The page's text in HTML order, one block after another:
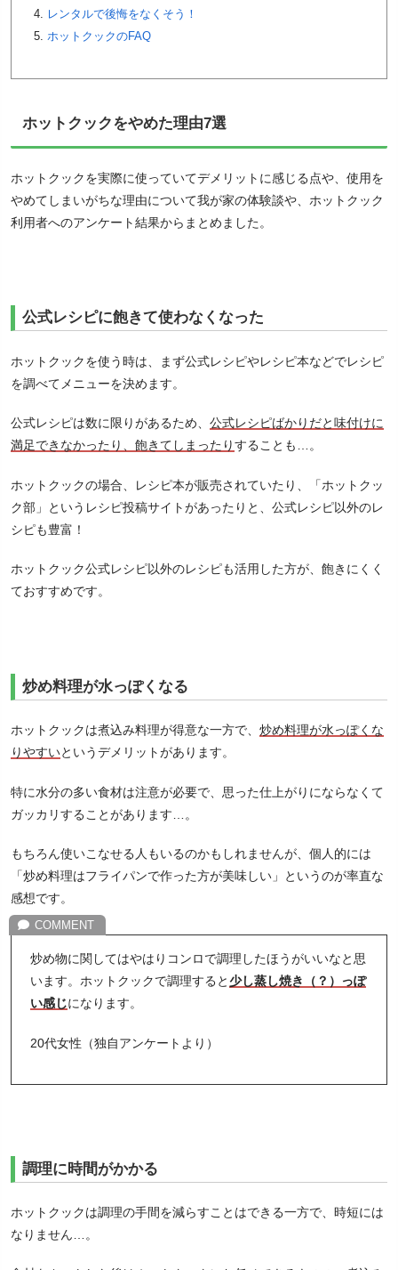
レンタルで後悔をなくそう！
ホットクックのFAQ
ホットクックをやめた理由7選
ホットクックを実際に使っていてデメリットに感じる点や、使用を
やめてしまいがちな理由について我が家の体験談や、ホットクック
利用者へのアンケート結果からまとめました。
公式レシピに飽きて使わなくなった
ホットクックを使う時は、まず公式レシピやレシピ本などでレシピ
を調べてメニューを決めます。
公式レシピは数に限りがあるため、 公式レシピばかりだと味付けに
満足できなかったり、飽きてしまったりすることも…。
ホットクックの場合、レシピ本が販売されていたり、「ホットクッ
ク部」というレシピ投稿サイトがあったりと、公式レシピ以外のレ
シピも豊富！
ホットクック公式レシピ以外のレシピも活用した方が、飽きにくく
ておすすめです。
炒め料理が水っぽくなる
ホットクックは煮込み料理が得意な一方で、 炒め料理が水っぽくな
りやすいというデメリットがあります。
特に水分の多い食材は注意が必要で、思った仕上がりにならなくて
ガッカリすることがあります…。
もちろん使いこなせる人もいるのかもしれませんが、個人的には
「炒め料理はフライパンで作った方が美味しい」というのが率直な
感想です。
炒め物に関してはやはりコンロで調理したほうがいいなと思
います。ホットクックで調理すると少し蒸し焼き（？）っぽ
い感じになります。
20代女性（独自アンケートより）
調理に時間がかかる
ホットクックは調理の手間を減らすことはできる一方で、時短には
なりません…。